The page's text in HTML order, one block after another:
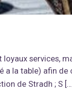
loyaux services,
a la table) afin
de Stradh ; S